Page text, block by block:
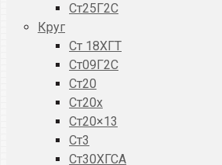
Ст25Г2С
Круг
Ст 18ХГТ
Ст09Г2С
Ст20
Ст20x
Ст20×13
Ст3
Ст30ХГСА